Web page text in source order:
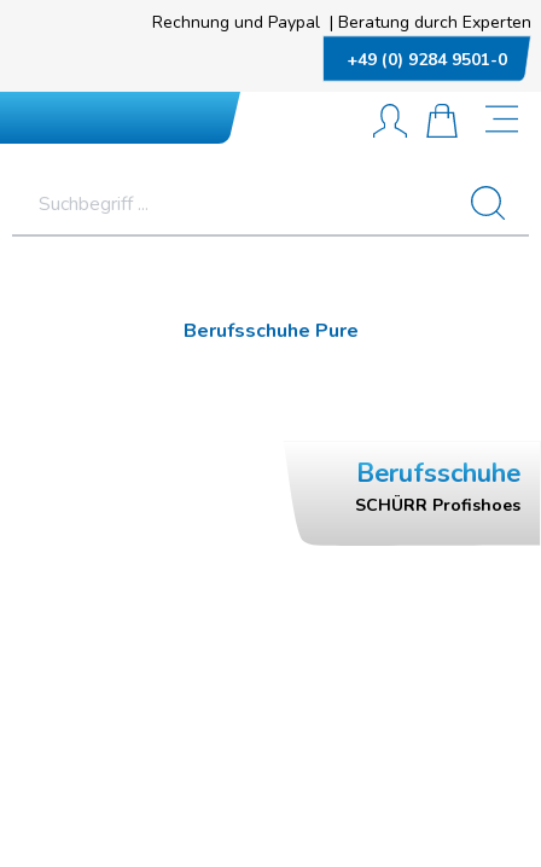
Rechnung und Paypal | Beratung durch Experten
+49 (0) 9284 9501-0
Berufsschuhe Pure
Berufsschuhe
SCHÜRR Profishoes